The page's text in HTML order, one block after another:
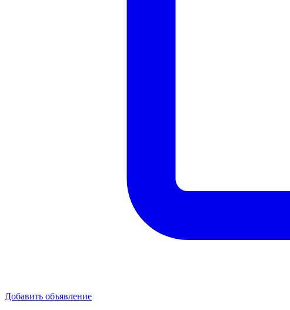
Добавить объявление